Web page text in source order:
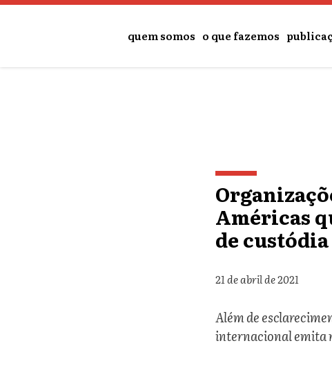
quem somos o que fazemos
Américas
de
21 de abril de 2021
Além de
internacional emita